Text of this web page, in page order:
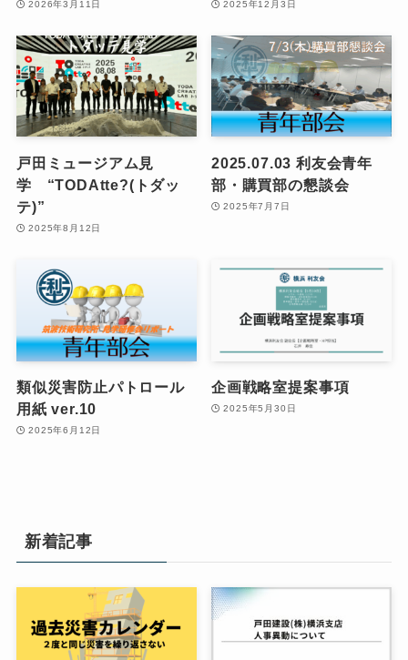
2026年3月11日 2025年12月3日
戸田ミュージアム見
学 “TODAtte?(トダッ
テ)”
2025年8月12日
2025.07.03 利友会青年
部・購買部の懇談会
2025年7月7日
類似災害防止パトロール
用紙 ver.10
2025年6月12日
企画戦略室提案事項
2025年5月30日
新着記事